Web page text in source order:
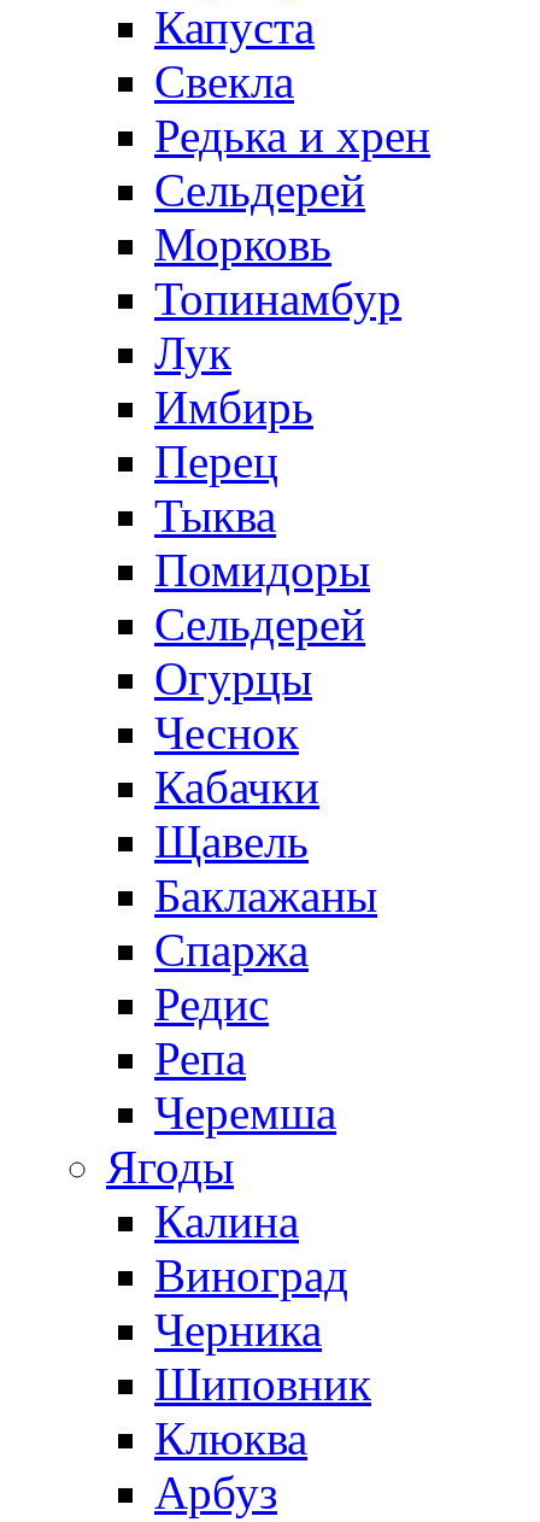
Капуста
Свекла
Редька и хрен
Сельдерей
Морковь
Топинамбур
Лук
Имбирь
Перец
Тыква
Помидоры
Сельдерей
Огурцы
Чеснок
Кабачки
Щавель
Баклажаны
Спаржа
Редис
Репа
Черемша
Ягоды
Калина
Виноград
Черника
Шиповник
Клюква
Арбуз